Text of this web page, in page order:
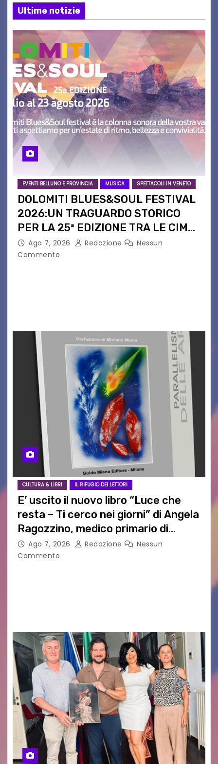
Ultime notizie
EVENTI BELLUNO E PROVINCIA MUSICA SPETTACOLI IN VENETO
DOLOMITI BLUES&SOUL FESTIVAL
2026:UN TRAGUARDO STORICO
PER LA 25ª EDIZIONE TRA LE CIME
PATRIMONIO UNESCO
Ago 7, 2026 Redazione
Nessun
Commento
CULTURA & LIBRI IL RIFUGIO DEI LETTORI
E’ uscito il nuovo libro “Luce che
resta – Ti cerco nei giorni” di Angela
Ragozzino, medico primario di
Capua
Ago 7, 2026 Redazione
Nessun
Commento